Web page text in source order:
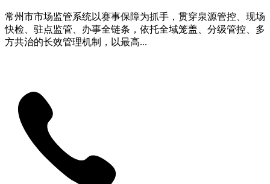
常州市市场监管系统以赛事保障为抓手，贯穿泉源管控、现场
快检、驻点监管、办事全链条，依托全域笼盖、分级管控、多
方共治的长效管理机制，以最高...